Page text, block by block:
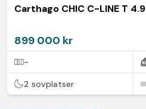
Carthago CHIC C-LINE T 4.9
899 000 kr
-
2 sovplatser